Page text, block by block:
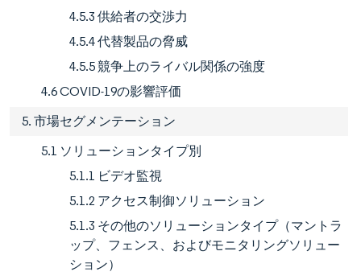
4.5.3 供給者の交渉力
4.5.4 代替製品の脅威
4.5.5 競争上のライバル関係の強度
4.6 COVID-19の影響評価
5. 市場セグメンテーション
5.1 ソリューションタイプ別
5.1.1 ビデオ監視
5.1.2 アクセス制御ソリューション
5.1.3 その他のソリューションタイプ（マントラ
ップ、フェンス、およびモニタリングソリュー
ション）